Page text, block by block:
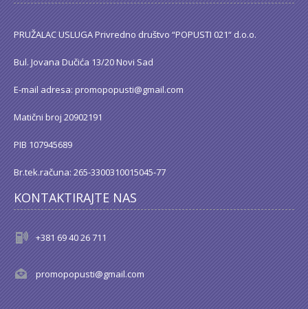
PRUŽALAC USLUGA Privredno društvo “POPUSTI 021“ d.o.o.
Bul. Jovana Dučića 13/20 Novi Sad
E-mail adresa: promopopusti@gmail.com
Matični broj 20902191
PIB 107945689
Br.tek.računa: 265-3300310015045-77
KONTAKTIRAJTE NAS
+381 69 40 26 711
promopopusti@gmail.com